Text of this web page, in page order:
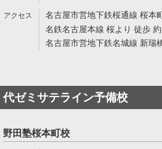
名古屋市営地下鉄桜通線 桜本
名鉄名古屋本線 桜より 徒歩
名古屋市営地下鉄名城線 新瑞
代ゼミサテライン予備校
野田塾桜本町校